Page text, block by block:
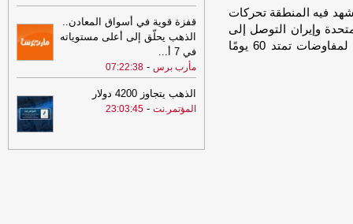
فيه المنطقة تحركات
وإيران التوصل إلى
مذكرة تفاهم تتضمن وقفًا للعمليات العسكرية، وتمهيدًا لمفاوضات تمتد 60 يومًا
وتقصف أحياء سكنية بمحافظة مأرب
بصواريخ وطائرات مسيرة-السهوة يمن
10:11
مليشيا الحوثي تواصل تصعيدها
وتقصف أحياء سكنية بمحافظة مأرب
بصواريخ وطائرات مسيرة-الصهوة يمن
05:34
بيان صادر عن الأمانة العامة
للمؤتمر الشعبي العام-
على معسكرات الجيش يستدعي رداً حاسماً
قفزة قوية في أسواق المعادن..
الذهب يحلّق إلى أعلى مستوياته
في 7 أ
...
مأرب برس -
07:22:38
الذهب يتجاوز 4200 دولار
المؤتمر.نت -
23:03:45